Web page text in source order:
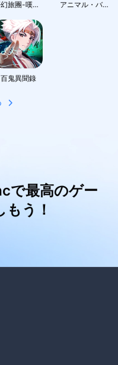
夢幻旅團-嘆氣的亡靈想隱退聯動 アニマル・バスターズ
百鬼異聞錄
で最高のゲー
もう！